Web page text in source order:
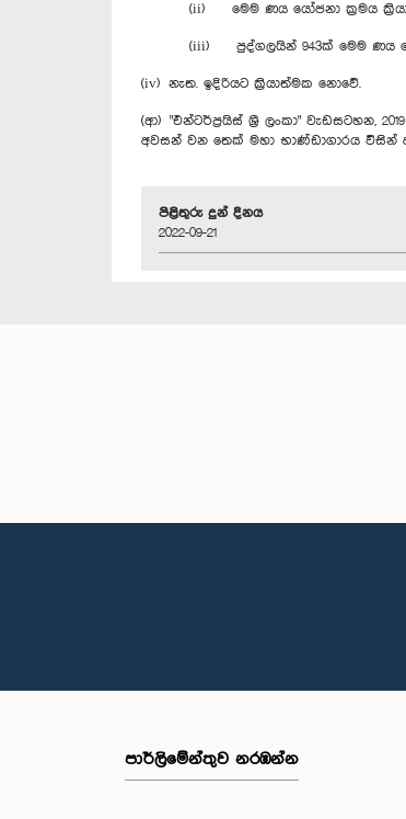
(ii) මෙම ණය යෝජනා ක්‍රමය
(iii) පුද්ගලයින් 943ක් මෙම ණය
(iv) නැත. ඉදිරියට ක්‍රියාත්මක නොවේ.
(ආ) "එන්ටර්ප්‍රයිස් ශ්‍රී ලංකා" වැඩසටහන,
අවසන් වන තෙක් මහා භාණ්ඩාගාරය විසින්
පිළිතුරු දුන් දිනය
2022-09-21
පාර්ලි‌මේන්තුව නරඹන්න